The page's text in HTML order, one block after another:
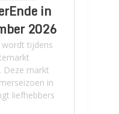
in
2026
tijdens
Deze markt
in
liefhebbers